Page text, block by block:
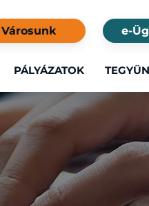
Városunk e-
PÁLYÁZATOK